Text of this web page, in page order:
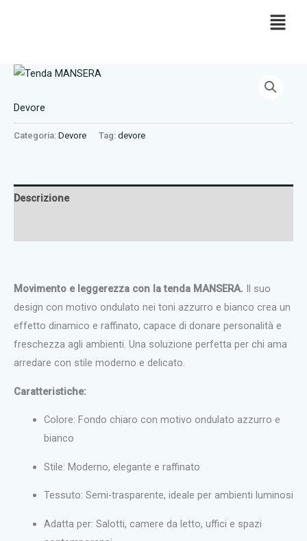
Devore
Categoria: Devore Tag: devore
Descrizione
Movimento e leggerezza con la tenda MANSERA. Il suo
design con motivo ondulato nei toni azzurro e bianco crea un
effetto dinamico e raffinato, capace di donare personalità e
freschezza agli ambienti. Una soluzione perfetta per chi ama
arredare con stile moderno e delicato.
Caratteristiche:
Colore: Fondo chiaro con motivo ondulato azzurro e
bianco
Stile: Moderno, elegante e raffinato
Tessuto: Semi-trasparente, ideale per ambienti luminosi
Adatta per: Salotti, camere da letto, uffici e spazi